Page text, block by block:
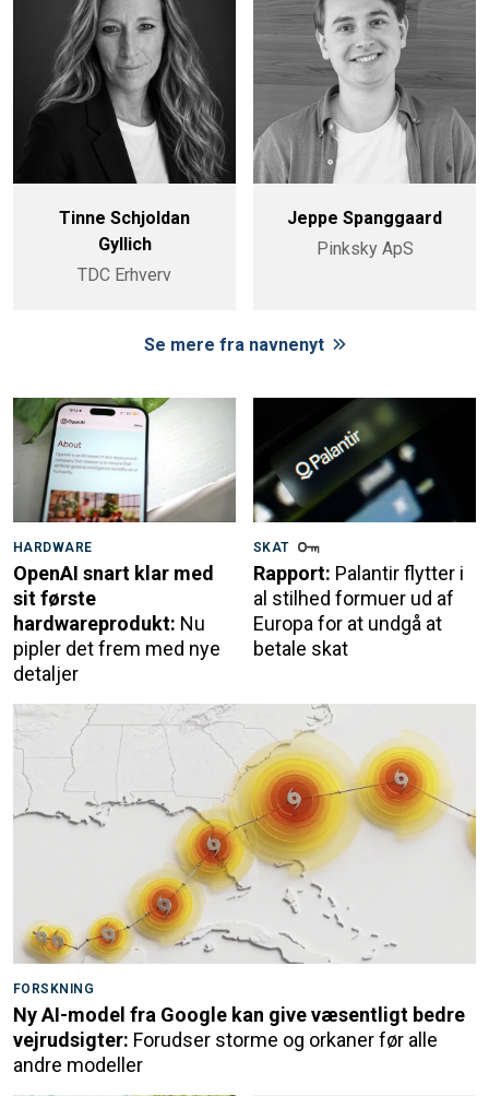
Tinne Schjoldan
Gyllich
TDC Erhverv
Jeppe Spanggaard
Pinksky ApS
Se mere fra navnenyt
HARDWARE
OpenAI snart klar med
sit første
hardwareprodukt: Nu
pipler det frem med nye
detaljer
SKAT
Rapport: Palantir flytter i
al stilhed formuer ud af
Europa for at undgå at
betale skat
FORSKNING
Ny AI-model fra Google kan give væsentligt bedre
vejrudsigter: Forudser storme og orkaner før alle
andre modeller